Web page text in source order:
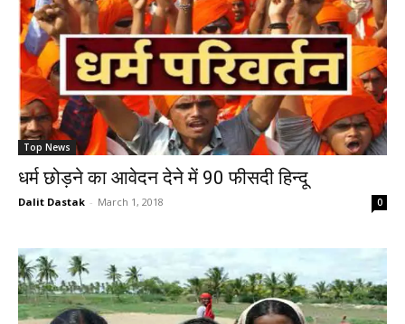
Top News
धर्म छोड़ने का आवेदन देने में 90 फीसदी हिन्दू
Dalit Dastak - March 1, 2018 0